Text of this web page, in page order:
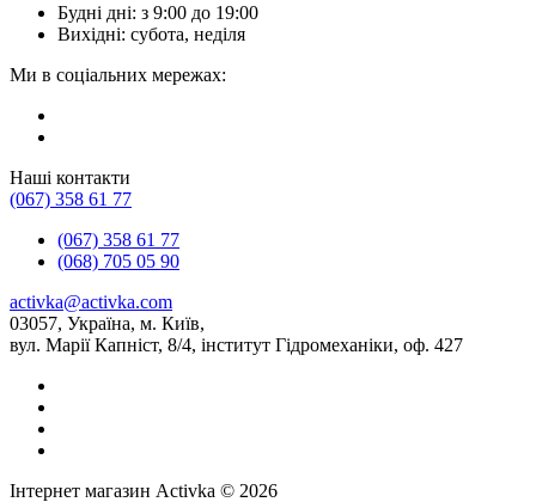
Будні дні: з 9:00 до 19:00
Вихідні: субота, неділя
Ми в соціальних мережах:
Наші контакти
(067) 358 61 77
(067) 358 61 77
(068) 705 05 90
activka@activka.com
03057, Україна, м. Київ,
вул. Марії Капніст, 8/4, інститут Гідромеханіки, оф. 427
Інтернет магазин Activka © 2026